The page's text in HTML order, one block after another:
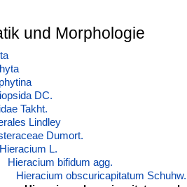
und Morphologie
DC.
Takht.
Lindley
Dumort.
Hieracium L.
Hieracium bifidum agg.
Hieracium obscuricapitatum Schuhw.